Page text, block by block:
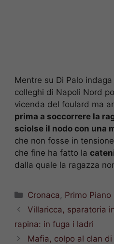
Mentre su Di Palo
colleghi di Napoli Nord
vicenda del foulard ma
prima a soccorrere la
sciolse il nodo con una
che non fosse in
che fine ha fatto la
dalla quale la ragazza
Categorie
Cronaca, Primo Piano
Villaricca, sparatoria
rapina: in fuga i ladri
Mafia, colpo al clan